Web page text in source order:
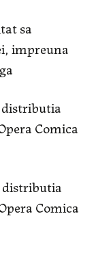
sa
impreuna
Comica
distributia
Comica